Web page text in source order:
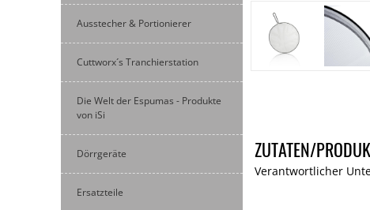
Ausstecher & Portionierer
Cuttworx´s Tranchierstation
Die Welt der Espumas - Produkte
von iSi
Dörrgeräte
Ersatzteile
ZUTATEN/
Verantwortlicher